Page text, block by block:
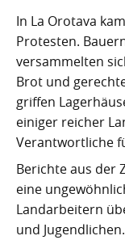
Riesenkalmare in
Guayota -
Magec -
Chaxiraxi
Achuguayo -
Wie Kastilien
Die
Zwischen
In La Orotava
Protesten.
versammelten
Brot und
griffen
einiger reicher
Verantwortliche
Berichte aus der
eine
Landarbeitern
und Jugendlichen.